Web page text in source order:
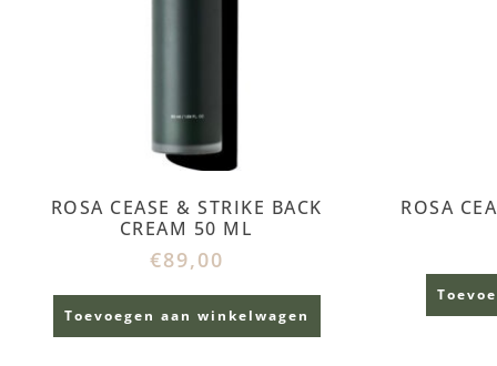
ROSA CEASE & STRIKE BACK
CREAM 50 ML
€89,00
Toevoegen aan winkelwagen
ROSA